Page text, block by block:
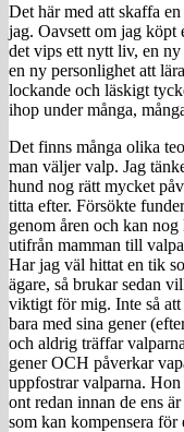
Det här med att skaffa
jag. Oavsett om jag köpt
det vips ett nytt liv, en
en ny personlighet att
lockande och läskigt
ihop under många,
Det finns många olika
man väljer valp. Jag
hund nog rätt mycket
titta efter. Försökte
genom åren och kan
utifrån mamman till
Har jag väl hittat en tik
ägare, så brukar sedan
viktigt för mig. Inte så
bara med sina gener
och aldrig träffar
gener OCH påverkar
uppfostrar valparna.
ont redan innan de ens
som kan kompensera för